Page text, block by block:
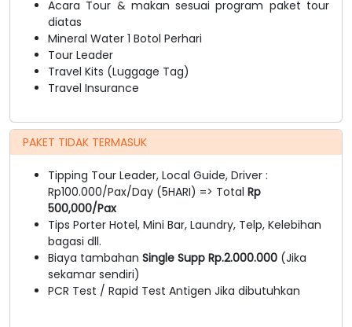
Acara Tour & makan sesuai program paket tour
diatas
Mineral Water 1 Botol Perhari
Tour Leader
Travel Kits (Luggage Tag)
Travel Insurance
PAKET TIDAK TERMASUK
Tipping Tour Leader, Local Guide, Driver :
Rp100.000/Pax/Day (5HARI) => Total Rp
500,000/Pax
Tips Porter Hotel, Mini Bar, Laundry, Telp, Kelebihan
bagasi dll.
Biaya tambahan Single Supp Rp.2.000.000 (Jika
sekamar sendiri)
PCR Test / Rapid Test Antigen Jika dibutuhkan